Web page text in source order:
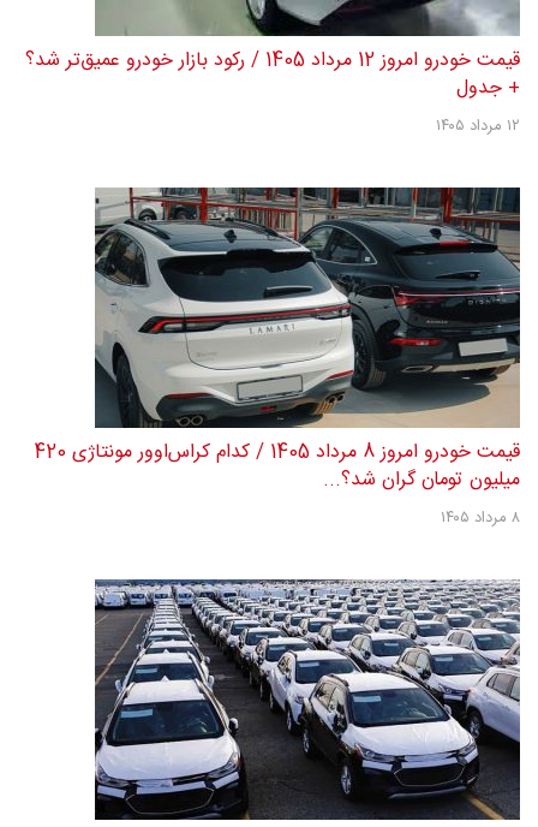
قیمت خودرو امروز 12 مرداد 1405 / رکود بازار خودرو عمیق‌تر شد؟
+ جدول
۱۲ مرداد ۱۴۰۵
قیمت خودرو امروز 8 مرداد 1405 / کدام کراس‌اوور مونتاژی 420
میلیون تومان گران شد؟...
۸ مرداد ۱۴۰۵